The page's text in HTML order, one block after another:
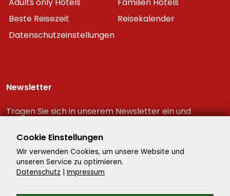
Beste Reisezeit
Reisekalender
Datenschutzeinstellungen
Newsletter
Tragen Sie sich in unserem Newsletter ein und
Reiseschnäppchen!
Cookie Einstellungen
Wir verwenden Cookies, um unsere Website und
unseren Service zu optimieren.
Datenschutz | Impressum